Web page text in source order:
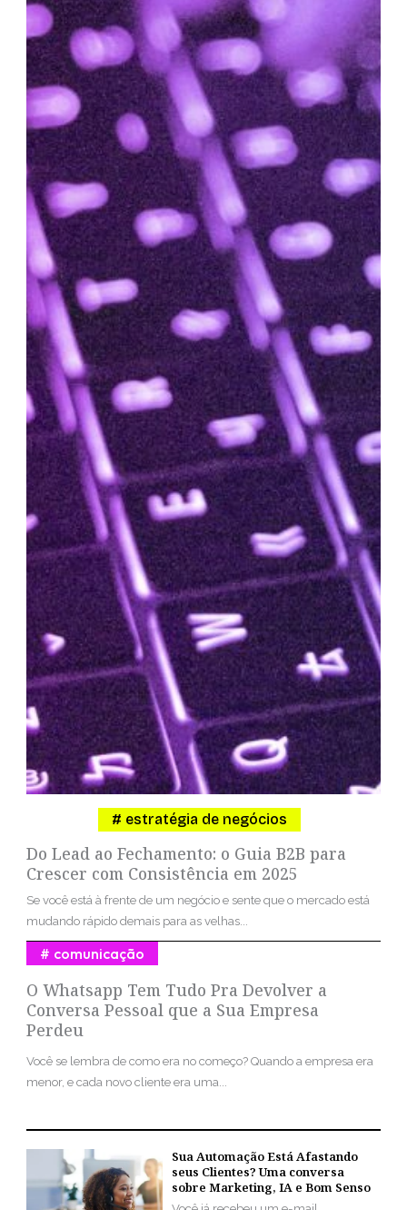
Do Lead ao Fechamento: o Guia B2B para
Crescer com Consistência em 2025
estratégia de negócios
Se você está à frente de um negócio e sente que o mercado está
mudando rápido demais para as velhas...
O Whatsapp Tem Tudo Pra Devolver a
Conversa Pessoal que a Sua Empresa
Perdeu
comunicação
Você se lembra de como era no começo? Quando a empresa era
menor, e cada novo cliente era uma...
Sua Automação Está Afastando
seus Clientes? Uma conversa
sobre Marketing, IA e Bom Senso